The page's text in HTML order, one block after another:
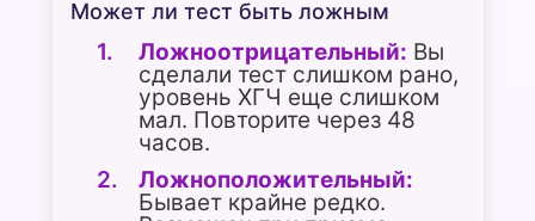
Может ли тест быть ложным
Ложноотрицательный: Вы
сделали тест слишком рано,
уровень ХГЧ еще слишком
мал. Повторите через 48
часов.
Ложноположительный:
Бывает крайне редко.